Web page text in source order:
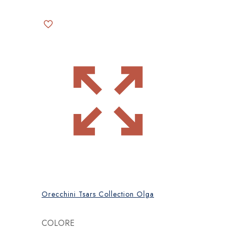
Orecchini Tsars Collection Olga
COLORE